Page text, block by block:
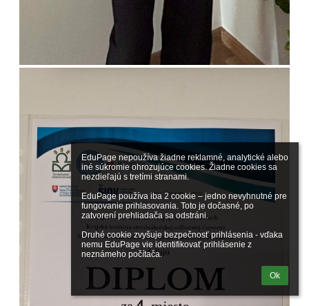
EduPage nepoužíva žiadne reklamné, analytické alebo
iné súkromie ohrozujúce cookies. Žiadne cookies sa
nezdieľajú s tretími stranami.
EduPage používa iba 2 cookie – jedno nevyhnutné pre
fungovanie prihlasovania. Toto je dočasné, po
zatvorení prehliadača sa odstráni.
Druhé cookie zvyšuje bezpečnosť prihlásenia - vďaka
nemu EduPage vie identifikovať prihlásenie z
neznámeho počítača.
Ok